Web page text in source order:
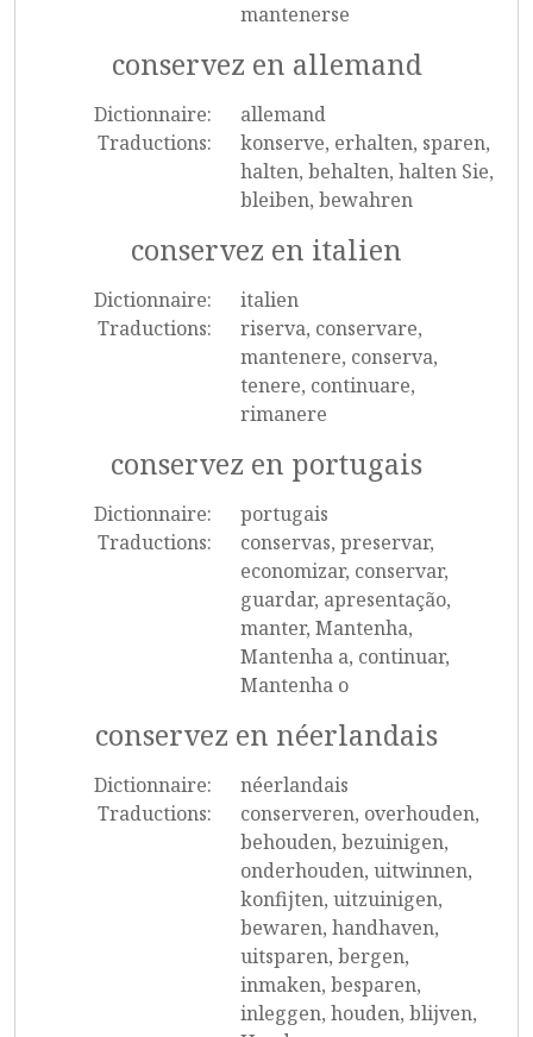
mantenerse
conservez en allemand
Dictionnaire:
allemand
Traductions:
konserve, erhalten, sparen,
halten, behalten, halten Sie,
bleiben, bewahren
conservez en italien
Dictionnaire:
italien
Traductions:
riserva, conservare,
mantenere, conserva,
tenere, continuare,
rimanere
conservez en portugais
Dictionnaire:
portugais
Traductions:
conservas, preservar,
economizar, conservar,
guardar, apresentação,
manter, Mantenha,
Mantenha a, continuar,
Mantenha o
conservez en néerlandais
Dictionnaire:
néerlandais
Traductions:
conserveren, overhouden,
behouden, bezuinigen,
onderhouden, uitwinnen,
konfijten, uitzuinigen,
bewaren, handhaven,
uitsparen, bergen,
inmaken, besparen,
inleggen, houden, blijven,